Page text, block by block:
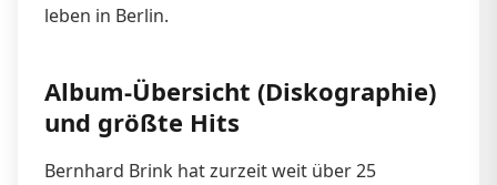
leben in Berlin.
Album-Übersicht (Diskographie)
und größte Hits
Bernhard Brink hat zurzeit weit über 25